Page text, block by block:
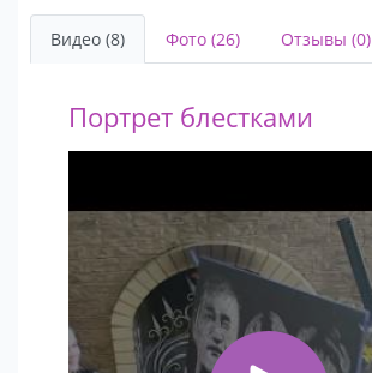
Видео (8) Фото (26) Отзывы (0)
Портрет блестками